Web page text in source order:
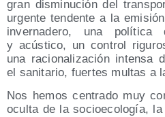
gran dis­mi­nu­ción del
urgen­te ten­den­te a la
inver­na­de­ro, una polí­ti­ca
y acús­ti­co, un con­trol
una racio­na­li­za­ción inten­sa
el sani­ta­rio, fuer­tes mul­tas a
Nos hemos cen­tra­do muy
ocul­ta de la socio­eco­lo­gía,